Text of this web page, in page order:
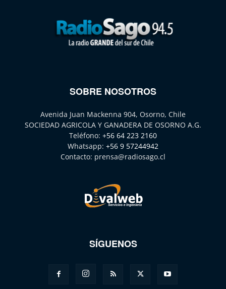
SOBRE NOSOTROS
Avenida Juan Mackenna 904, Osorno, Chile
SOCIEDAD AGRICOLA Y GANADERA DE OSORNO A.G.
Teléfono: +56 64 223 2160
Whatsapp: +56 9 57244942
Contacto: prensa@radiosago.cl
SÍGUENOS